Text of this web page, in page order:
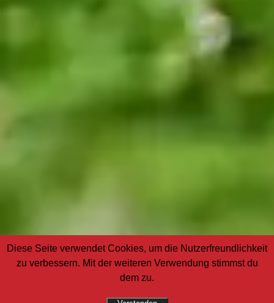
Diese Seite verwendet Cookies, um die Nutzerfreundlichkeit
zu verbessern. Mit der weiteren Verwendung stimmst du
dem zu.